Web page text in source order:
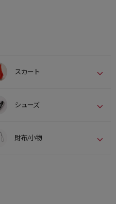
スカート
シューズ
財布/小物